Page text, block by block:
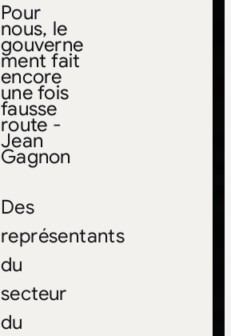
Pour
nous, le
gouverne
ment fait
encore
une fois
fausse
route -
Jean
Gagnon
Des
représentants
du
secteur
du